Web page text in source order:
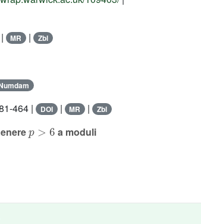
MR | Zbl
464 | DOI | MR | Zbl
a moduli